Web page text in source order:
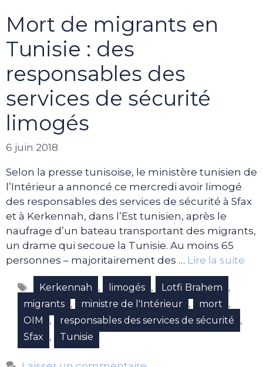
Mort de migrants en
Tunisie : des
responsables des
services de sécurité
limogés
6 juin 2018
Selon la presse tunisoise, le ministère tunisien de
l’Intérieur a annoncé ce mercredi avoir limogé
des responsables des services de sécurité à Sfax
et à Kerkennah, dans l’Est tunisien, après le
naufrage d’un bateau transportant des migrants,
un drame qui secoue la Tunisie. Au moins 65
personnes – majoritairement des … Lire la suite
Étiquettes
Kerkennah , limogés , Lotfi Brahem ,
migrants , ministre de l'Intérieur , mort ,
OIM , responsables des services de sécurité ,
Sfax , Tunisie